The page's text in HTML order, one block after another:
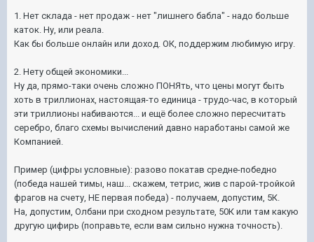
1. Нет склада - нет продаж - нет "лишнего бабла" - надо больше
каток. Ну, или реала.
Как бы больше онлайн или доход. ОК, поддержим любимую игру.
2. Нету общей экономики...
Ну да, прямо-таки очень сложно ПОНЯть, что цены могут быть
хоть в триллионах, настоящая-то единица - трудо-час, в который
эти триллионы набиваются... и ещё более сложно пересчитать
серебро, благо схемы вычислений давно наработаны самой же
Компанией.
Пример (цифры условные): разово покатав средне-победно
(победа нашей тимы, наш... скажем, тетрис, жив с парой-тройкой
фрагов на счету, НЕ первая победа) - получаем, допустим, 5К.
На, допустим, Олбани при сходном результате, 50К или там какую
другую цифирь (поправьте, если вам сильно нужна точность).